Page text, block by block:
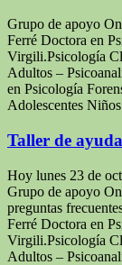
Grupo de apoyo
Ferré Doctora en
Virgili.Psicología
Adultos –
en Psicología
Adolescentes
Taller de
Hoy lunes 23 de
Grupo de apoyo
preguntas
Ferré Doctora en
Virgili.Psicología
Adultos –